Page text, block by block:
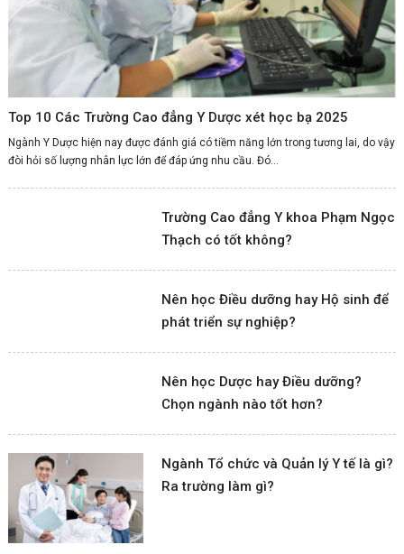
Top 10 Các Trường Cao đẳng Y Dược xét học bạ 2025
Ngành Y Dược hiện nay được đánh giá có tiềm năng lớn trong tương lai, do vậy
đòi hỏi số lượng nhân lực lớn để đáp ứng nhu cầu. Đó...
Trường Cao đẳng Y khoa Phạm Ngọc
Thạch có tốt không?
Nên học Điều dưỡng hay Hộ sinh để
phát triển sự nghiệp?
Nên học Dược hay Điều dưỡng?
Chọn ngành nào tốt hơn?
Ngành Tổ chức và Quản lý Y tế là gì?
Ra trường làm gì?